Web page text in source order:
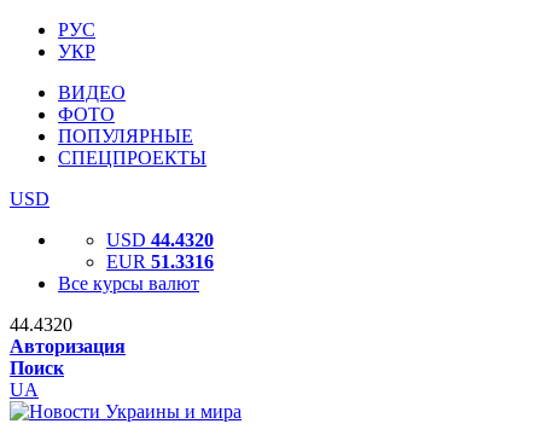
РУС
УКР
ВИДЕО
ФОТО
ПОПУЛЯРНЫЕ
СПЕЦПРОЕКТЫ
USD
USD 44.4320
EUR 51.3316
Все курсы валют
44.4320
Авторизация
Поиск
UA